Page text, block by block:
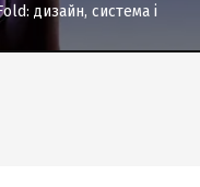
дизайн, система і